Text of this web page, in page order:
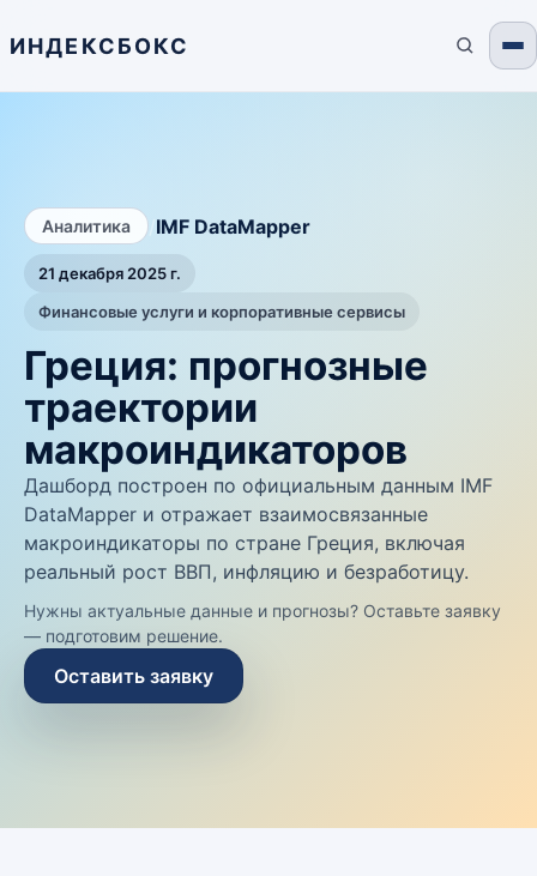
ИНДЕКСБОКС
Аналитика IMF DataMapper
21 декабря 2025 г.
Финансовые услуги и корпоративные сервисы
Греция: прогнозные
траектории
макроиндикаторов
Дашборд построен по официальным данным IMF
DataMapper и отражает взаимосвязанные
макроиндикаторы по стране Греция, включая
реальный рост ВВП, инфляцию и безработицу.
Нужны актуальные данные и прогнозы? Оставьте заявку
— подготовим решение.
Оставить заявку